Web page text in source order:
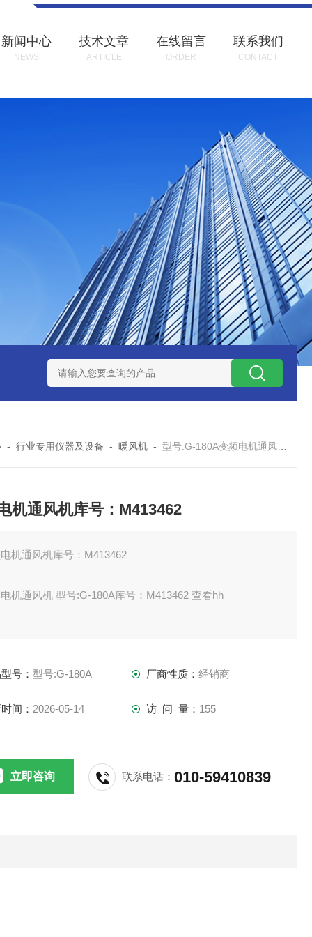
新闻中心
NEWS
技术文章
ARTICLE
在线留言
ORDER
联系我们
CONTACT
槽取样机库号：M53772 型号:SX97-7559N-NFA12VNFA纽
-行业专用仪器及设备 -暖风机 -型号:G-180A变频电机通风机库号：M413462
机通风机库号：M413462
机通风机库号：M413462
机通风机 型号:G-180A库号：M413462 查看hh
定
号：型号:G-180A 厂商性质： 经销商
间： 2026-05-14 访 问 量： 155
立即咨询 联系电话：010-59410839